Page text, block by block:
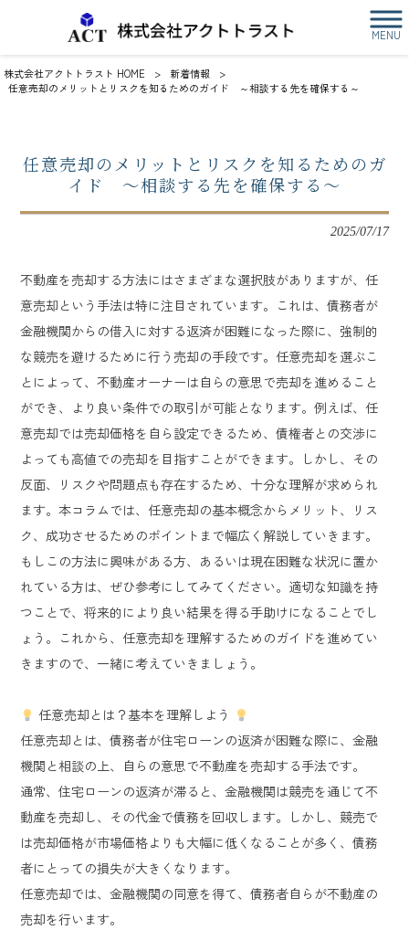
MENU
株式会社アクトトラスト HOME > 新着情報
>
任意売却のメリットとリスクを知るためのガイド ～相談する先を確保する～
任意売却のメリットとリスクを知るためのガ
イド ～相談する先を確保する～
2025/07/17
不動産を売却する方法にはさまざまな選択肢がありますが、任
意売却という手法は特に注目されています。これは、債務者が
金融機関からの借入に対する返済が困難になった際に、強制的
な競売を避けるために行う売却の手段です。任意売却を選ぶこ
とによって、不動産オーナーは自らの意思で売却を進めること
ができ、より良い条件での取引が可能となります。例えば、任
意売却では売却価格を自ら設定できるため、債権者との交渉に
よっても高値での売却を目指すことができます。しかし、その
反面、リスクや問題点も存在するため、十分な理解が求められ
ます。本コラムでは、任意売却の基本概念からメリット、リス
ク、成功させるためのポイントまで幅広く解説していきます。
もしこの方法に興味がある方、あるいは現在困難な状況に置か
れている方は、ぜひ参考にしてみてください。適切な知識を持
つことで、将来的により良い結果を得る手助けになることでし
ょう。これから、任意売却を理解するためのガイドを進めてい
きますので、一緒に考えていきましょう。
任意売却とは？基本を理解しよう
任意売却とは、債務者が住宅ローンの返済が困難な際に、金融
機関と相談の上、自らの意思で不動産を売却する手法です。
通常、住宅ローンの返済が滞ると、金融機関は競売を通じて不
動産を売却し、その代金で債務を回収します。しかし、競売で
は売却価格が市場価格よりも大幅に低くなることが多く、債務
者にとっての損失が大きくなります。
任意売却では、金融機関の同意を得て、債務者自らが不動産の
売却を行います。